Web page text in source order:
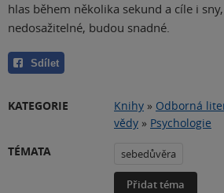
hlas během několika sekund a cíle i
nedosažitelné, budou snadné.
Sdílet
KATEGORIE Knihy » Odborná
vědy » Psychologie
TÉMATA
sebedůvěra
Přidat téma